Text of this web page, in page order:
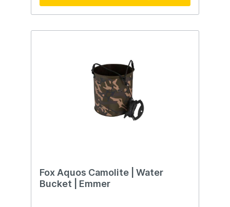
Fox Aquos Camolite | Water
Bucket | Emmer